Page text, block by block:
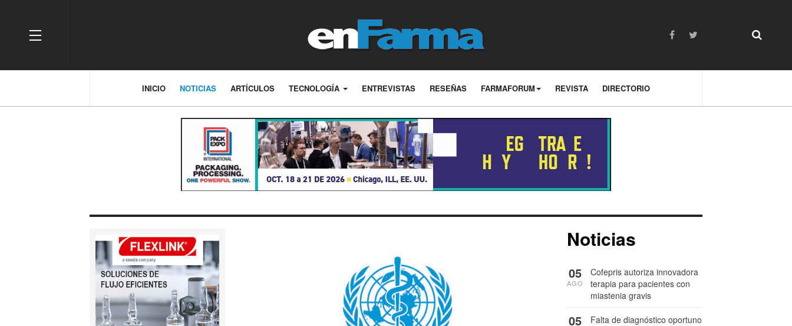
OFF CANVAS
INICIO NOTICIAS ARTÍCULOS TECNOLOGÍA ENTREVISTAS RESEÑAS FARMAFORUM REVISTA DIRECTORIO
Noticias
Cofepris autoriza innovadora
terapia para pacientes con
miastenia gravis
05
AGO
Falta de diagnóstico oportuno
05